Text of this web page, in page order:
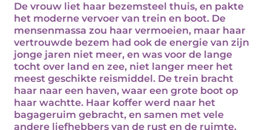
De vrouw liet haar bezemsteel thuis, en pakte
het moderne vervoer van trein en boot. De
mensenmassa zou haar vermoeien, maar haar
vertrouwde bezem had ook de energie van zijn
jonge jaren niet meer, en was voor de lange
tocht over land en zee, niet langer meer het
meest geschikte reismiddel. De trein bracht
haar naar een haven, waar een grote boot op
haar wachtte. Haar koffer werd naar het
bagageruim gebracht, en samen met vele
andere liefhebbers van de rust en de ruimte,